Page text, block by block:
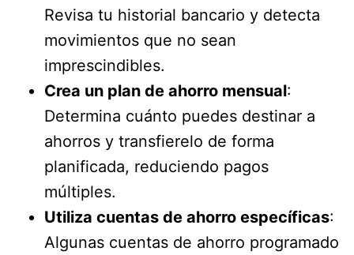
Revisa tu historial bancario y detecta
movimientos que no sean
imprescindibles.
Crea un plan de ahorro mensual:
Determina cuánto puedes destinar a
ahorros y transfierelo de forma
planificada, reduciendo pagos
múltiples.
Utiliza cuentas de ahorro específicas:
Algunas cuentas de ahorro programado